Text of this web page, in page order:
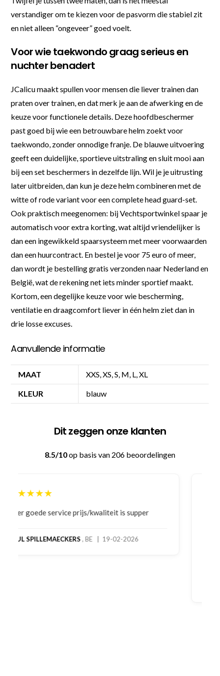
verstandiger om te kiezen voor de pasvorm die stabiel zit
en niet alleen “ongeveer” goed voelt.
Voor wie taekwondo graag serieus en
nuchter benadert
JCalicu maakt spullen voor mensen die liever trainen dan
praten over trainen, en dat merk je aan de afwerking en de
keuze voor functionele details. Deze hoofdbeschermer
past goed bij wie een betrouwbare helm zoekt voor
taekwondo, zonder onnodige franje. De blauwe uitvoering
geeft een duidelijke, sportieve uitstraling en sluit mooi aan
bij een set beschermers in dezelfde lijn. Wil je je uitrusting
later uitbreiden, dan kun je deze helm combineren met de
witte of rode variant voor een complete head guard-set.
Ook praktisch meegenomen: bij Vechtsportwinkel spaar je
automatisch voor extra korting, wat altijd vriendelijker is
dan een ingewikkeld spaarsysteem met meer voorwaarden
dan een huurcontract. En bestel je voor 75 euro of meer,
dan wordt je bestelling gratis verzonden naar Nederland en
België, wat de rekening net iets minder sportief maakt.
Kortom, een degelijke keuze voor wie bescherming,
ventilatie en draagcomfort liever in één helm ziet dan in
drie losse excuses.
Aanvullende informatie
MAAT XXS, XS, S, M, L, XL
KLEUR blauw
Dit zeggen onze klanten
8.5/10op basis van 206 beoordelingen
★★★★★
Bestelling gedaan vanwege goede prijzen en
bestelling al ontvangen met gifts, waardoor je